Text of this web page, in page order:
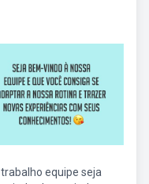
trabalho equipe seja